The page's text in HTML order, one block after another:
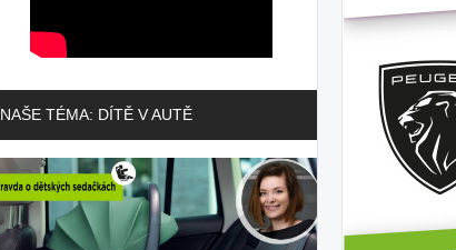
NAŠE TÉMA: DÍTĚ V AUTĚ